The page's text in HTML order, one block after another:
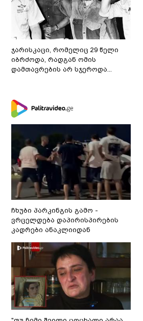
ჯარისკაცი, რომელიც 29 წელი
იბრძოდა, რადგან ომის
დამთავრების არ სჯეროდა...
ჩხუბი პარკინგის გამო -
ვრცელდება დაპირისპირების
კადრები ანაკლიიდან